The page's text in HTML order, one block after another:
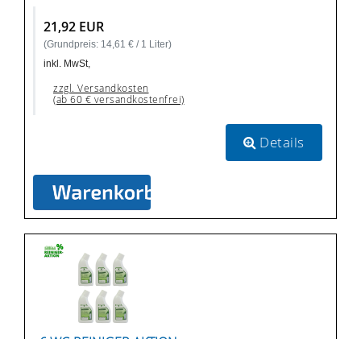
21,92 EUR
(Grundpreis: 14,61 € / 1 Liter)
inkl. MwSt,
zzgl. Versandkosten
(ab 60 € versandkostenfrei)
Details